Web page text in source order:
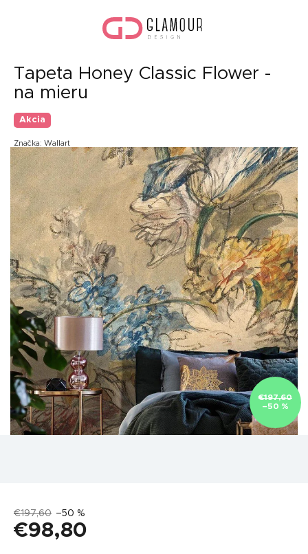
Tapeta Honey Classic Flower -
na mieru
Akcia
Značka: Wallart
€197,60
–50 %
€197,60 –50 %
€98,80